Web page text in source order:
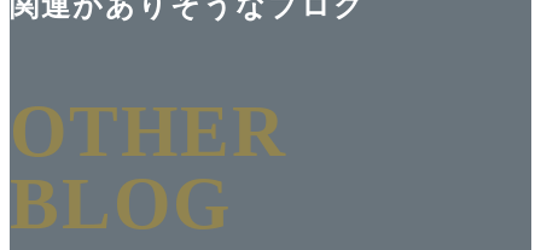
OTHER
BLOG